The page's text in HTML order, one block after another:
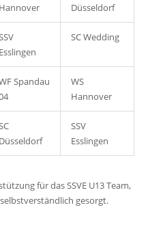
Hannover
Düsseldorf
Esslingen
SC Wedding
Spandau
WS
Hannover
Düsseldorf
SSV
Esslingen
für das SSVE U13 Team,
gesorgt.